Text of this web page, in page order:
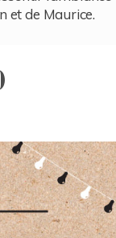
et de Maurice.